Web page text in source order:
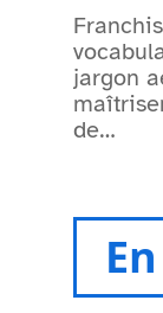
jargon
de…